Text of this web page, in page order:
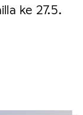
ke 27.5.